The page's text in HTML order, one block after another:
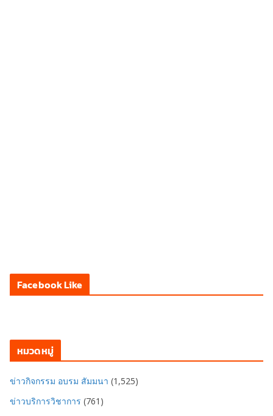
Facebook Like
หมวดหมู่
ข่าวกิจกรรม อบรม สัมมนา (1,525)
ข่าวบริการวิชาการ (761)